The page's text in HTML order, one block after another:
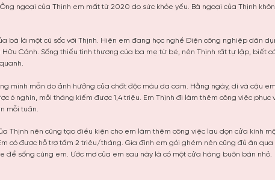
ngoại của Thịnh em mất từ 2020 do sức khỏe yếu. Bà ngoại của Thịnh
bà là một cú sốc với Thịnh. Hiện em đang học nghề Điện công nghiệp dân
Hữu Cảnh. Sống thiếu tình thương của ba mẹ từ bé, nên Thịnh rất tự lập, biết
minh mẫn do ảnh hưởng của chất độc màu da cam. Hằng ngày, dì và cậu
6 nghìn, mỗi tháng kiếm được 1,4 triệu. Em Thịnh đi làm thêm công việc phục
mỗi tuần.
Thịnh nên cũng tạo điều kiện cho em làm thêm công việc lau dọn cửa kính
có được hỗ trợ tầm 2 triệu/tháng. Gia đình em gói ghém nên cũng đủ ăn qua
để sống cùng em. Ước mơ của em sau này là có một cửa hàng buôn bán nhỏ.